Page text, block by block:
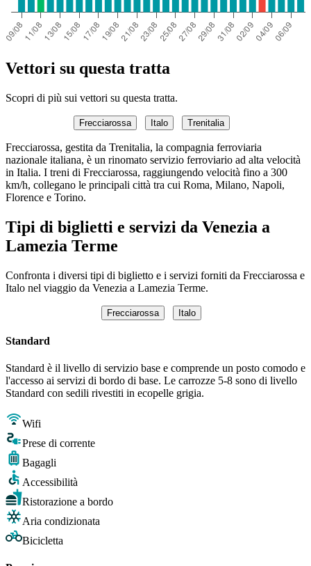
Vettori su questa tratta
Scopri di più sui vettori su questa tratta.
Frecciarossa Italo Trenitalia
Frecciarossa, gestita da Trenitalia, la compagnia ferroviaria
nazionale italiana, è un rinomato servizio ferroviario ad alta velocità
in Italia. I treni di Frecciarossa, raggiungendo velocità fino a 300
km/h, collegano le principali città tra cui Roma, Milano, Napoli,
Florence e Torino.
Tipi di biglietti e servizi da Venezia a
Lamezia Terme
Confronta i diversi tipi di biglietto e i servizi forniti da Frecciarossa e
Italo nel viaggio da Venezia a Lamezia Terme.
Frecciarossa Italo
Standard
Standard è il livello di servizio base e comprende un posto comodo e
l'accesso ai servizi di bordo di base. Le carrozze 5-8 sono di livello
Standard con sedili rivestiti in ecopelle grigia.
Wifi
Prese di corrente
Bagagli
Accessibilità
Ristorazione a bordo
Aria condizionata
Bicicletta